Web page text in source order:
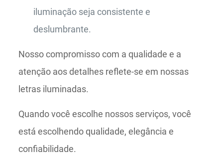
iluminação seja consistente e
deslumbrante.
Nosso compromisso com a qualidade e a
atenção aos detalhes reflete-se em nossas
letras iluminadas.
Quando você escolhe nossos serviços, você
está escolhendo qualidade, elegância e
confiabilidade.